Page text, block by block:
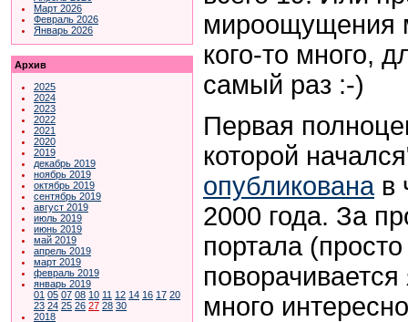
Март 2026
Февраль 2026
Январь 2026
Архив
2025
2024
2023
2022
2021
2020
2019
декабрь 2019
ноябрь 2019
октябрь 2019
сентябрь 2019
август 2019
июль 2019
июнь 2019
май 2019
апрель 2019
март 2019
февраль 2019
январь 2019
01 05 07 08 10 11 12 14 16 17 20
23 24 25 26 27 28 30
2018
мироощущения
кого-то много,
самый раз :-)
Первая
которой
опубликованав
2000 года. За
портала
много